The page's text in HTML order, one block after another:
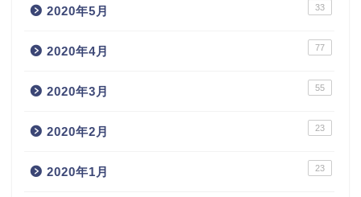
2020年5月 33
2020年4月 77
2020年3月 55
2020年2月 23
2020年1月 23